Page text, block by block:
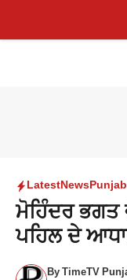
Menu
LatestNewsPunjab
ਮੋਹਿੰਦਰ ਭਗਤ
ਪਹਿਲ ਦੇ
ByTimeTV